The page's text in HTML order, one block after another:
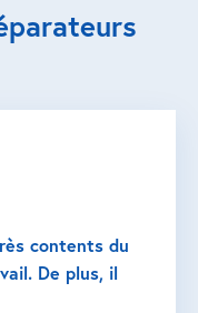
contents du
De plus, il